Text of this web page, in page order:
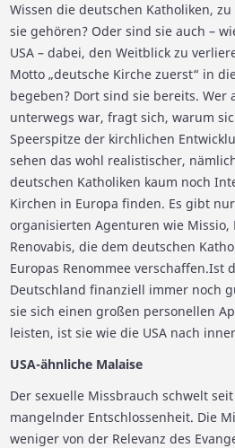
Wissen die deutschen Katholiken,
sie gehören? Oder sind sie auch –
USA – dabei, den Weitblick zu
Motto „deutsche Kirche zuerst“ in
begeben? Dort sind sie bereits. Wer
unterwegs war, fragt sich, warum
Speerspitze der kirchlichen
sehen das wohl realistischer,
deutschen Katholiken kaum noch
Kirchen in Europa finden. Es gibt
organisierten Agenturen wie Missio,
Renovabis, die dem deutschen
Europas Renommee verschaffen.Ist
Deutschland finanziell immer noch
sie sich einen großen personellen
leisten, ist sie wie die USA nach
USA-ähnliche Malaise
Der sexuelle Missbrauch schwelt
mangelnder Entschlossenheit. Die
weniger von der Relevanz des